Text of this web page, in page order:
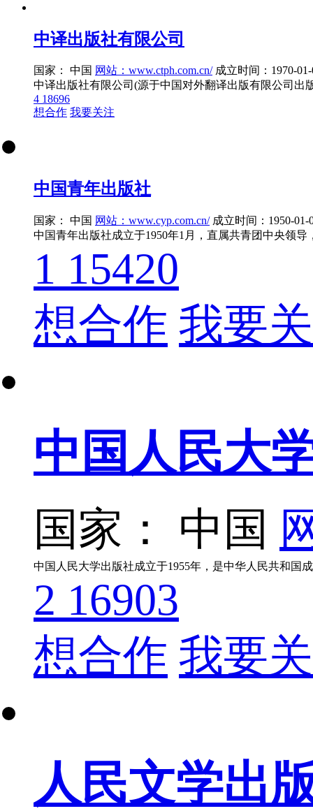
中译出版社有限公司
国家： 中国 网站：www.ctph.com.cn/ 成立时间：1970-01-
4 18696
想合作 我要关注
中国青年出版社
国家： 中国 网站：www.cyp.com.cn/ 成立时间：1950-01-
1 15420
想合作 我要
中国人民大
国家： 中国
2 16903
想合作 我要
人民文学出